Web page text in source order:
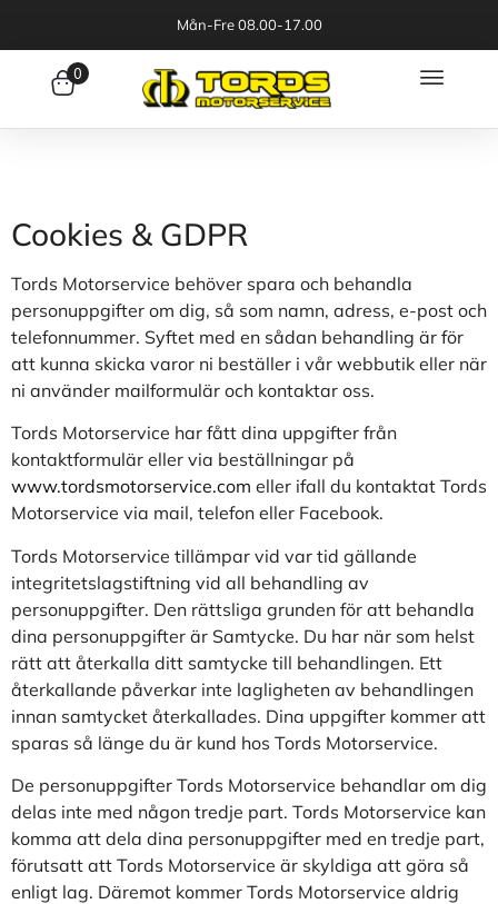
Mån-Fre 08.00-17.00
0
Cookies & GDPR
Tords Motorservice behöver spara och behandla
personuppgifter om dig, så som namn, adress, e-post och
telefonnummer. Syftet med en sådan behandling är för
att kunna skicka varor ni beställer i vår webbutik eller när
ni använder mailformulär och kontaktar oss.
Tords Motorservice har fått dina uppgifter från
kontaktformulär eller via beställningar på
www.tordsmotorservice.com eller ifall du kontaktat Tords
Motorservice via mail, telefon eller Facebook.
Tords Motorservice tillämpar vid var tid gällande
integritetslagstiftning vid all behandling av
personuppgifter. Den rättsliga grunden för att behandla
dina personuppgifter är Samtycke. Du har när som helst
rätt att återkalla ditt samtycke till behandlingen. Ett
återkallande påverkar inte lagligheten av behandlingen
innan samtycket återkallades. Dina uppgifter kommer att
sparas så länge du är kund hos Tords Motorservice.
De personuppgifter Tords Motorservice behandlar om dig
delas inte med någon tredje part. Tords Motorservice kan
komma att dela dina personuppgifter med en tredje part,
förutsatt att Tords Motorservice är skyldiga att göra så
enligt lag. Däremot kommer Tords Motorservice aldrig